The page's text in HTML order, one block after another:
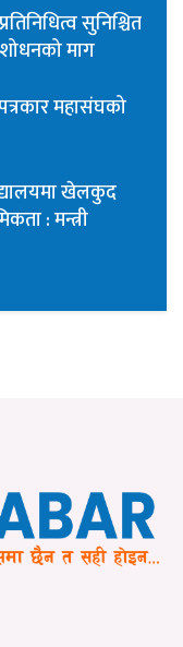
सुनिश्चित
माग
महासंघको
खेलकुद
: मन्त्री